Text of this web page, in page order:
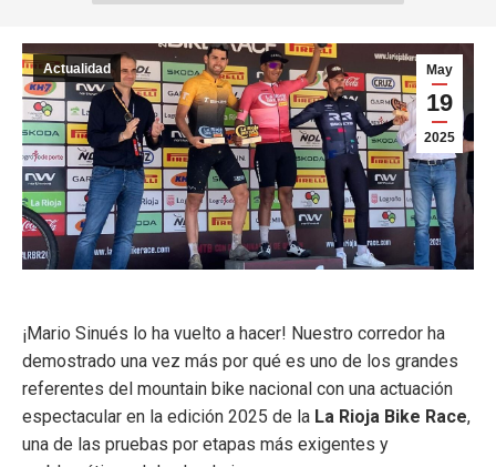
May
19
2025
Actualidad
¡Mario Sinués lo ha vuelto a hacer! Nuestro corredor ha
demostrado una vez más por qué es uno de los grandes
referentes del mountain bike nacional con una actuación
espectacular en la edición 2025 de la La Rioja Bike Race,
una de las pruebas por etapas más exigentes y